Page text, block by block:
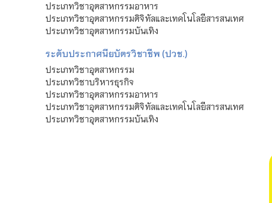
ประเภทวิชาอุตสาหกรรมอาหาร
ประเภทวิชาอุตสาหกรรมดิจิทัลและเทคโนโลยีสารสนเทศ
ประเภทวิชาอุตสาหกรรมบันเทิง
ระดับประกาศนียบัตรวิชาชีพ (ปวช.)
ประเภทวิชาอุตสาหกรรม
ประเภทวิชาบริหารธุรกิจ
ประเภทวิชาอุตสาหกรรมอาหาร
ประเภทวิชาอุตสาหกรรมดิจิทัลและเทคโนโลยีสารสนเทศ
ประเภทวิชาอุตสาหกรรมบันเทิง